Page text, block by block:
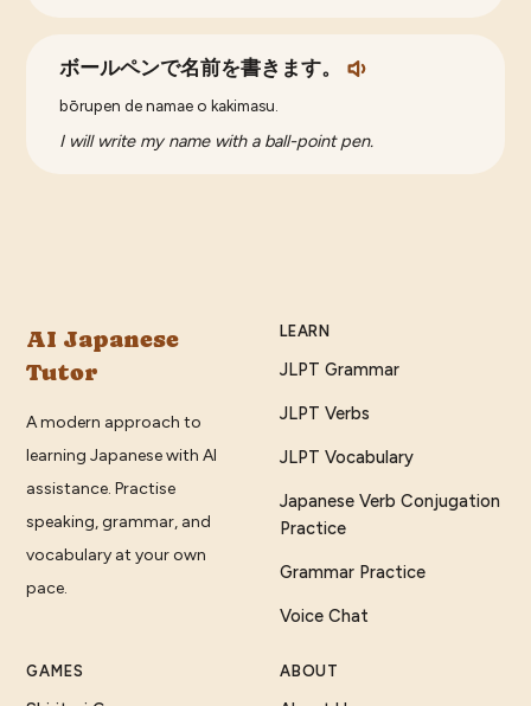
ボールペンで名前を書きます。
bōrupen de namae o kakimasu.
I will write my name with a ball-point pen.
AI Japanese
Tutor
A modern approach to
learning Japanese with AI
assistance. Practise
speaking, grammar, and
vocabulary at your own
pace.
LEARN
JLPT Grammar
JLPT Verbs
JLPT Vocabulary
Japanese Verb Conjugation
Practice
Grammar Practice
Voice Chat
GAMES ABOUT